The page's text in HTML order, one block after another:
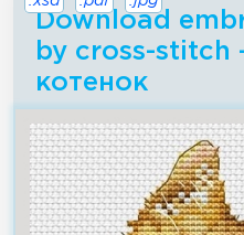
Download
by cross-
котенок